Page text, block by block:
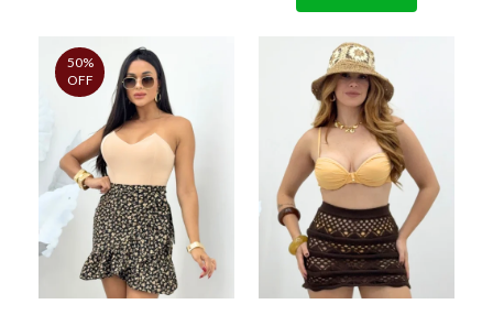
50%
OFF